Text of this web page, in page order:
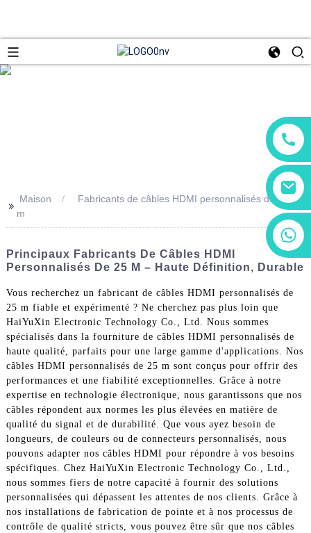
+86 13266180782
+86 18602095014
>> Maison
Fabricants de câbles HDMI personnalisés de 25
m
Principaux Fabricants De Câbles HDMI
Personnalisés De 25 M – Haute Définition, Durable
Vous recherchez un fabricant de câbles HDMI personnalisés de
25 m fiable et expérimenté ? Ne cherchez pas plus loin que
HaiYuXin Electronic Technology Co., Ltd. Nous sommes
spécialisés dans la fourniture de câbles HDMI personnalisés de
haute qualité, parfaits pour une large gamme d'applications. Nos
câbles HDMI personnalisés de 25 m sont conçus pour offrir des
performances et une fiabilité exceptionnelles. Grâce à notre
expertise en technologie électronique, nous garantissons que nos
câbles répondent aux normes les plus élevées en matière de
qualité du signal et de durabilité. Que vous ayez besoin de
longueurs, de couleurs ou de connecteurs personnalisés, nous
pouvons adapter nos câbles HDMI pour répondre à vos besoins
spécifiques. Chez HaiYuXin Electronic Technology Co., Ltd.,
nous sommes fiers de notre capacité à fournir des solutions
personnalisées qui dépassent les attentes de nos clients. Grâce à
nos installations de fabrication de pointe et à nos processus de
contrôle de qualité stricts, vous pouvez être sûr que nos câbles